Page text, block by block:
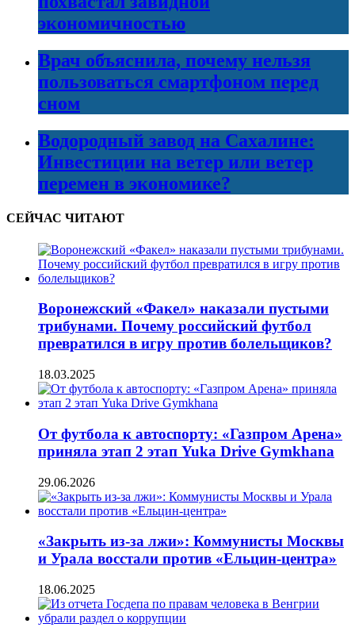
экономичностью
Врач объяснила, почему нельзя
пользоваться смартфоном перед
сном
Водородный завод на Сахалине:
Инвестиции на ветер или ветер
перемен в экономике?
СЕЙЧАС ЧИТАЮТ
Воронежский «Факел» наказали пустыми
трибунами. Почему российский футбол
превратился в игру против болельщиков?
18.03.2025
От футбола к автоспорту: «Газпром Арена»
приняла этап 2 этап Yuka Drive Gymkhana
29.06.2026
«Закрыть из-за лжи»: Коммунисты Москвы
и Урала восстали против «Ельцин-центра»
18.06.2025